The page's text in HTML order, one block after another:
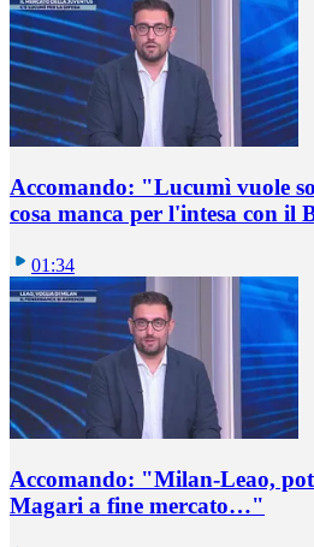
Accomando: "Lucumì vuole
cosa manca per l'intesa con il
01:34
Accomando: "Milan-Leao,
Magari a fine mercato…"